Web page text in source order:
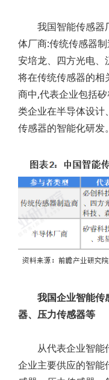
我国智能传感器
体厂商:传统传感器制
安培龙、四方光电、
将在传统传感器的相
商中,代表企业包括
类企业在半导体设计
传感器的智能化研发。
我国企业智能传
器、压力传感器等
从代表企业智能
企业主要供应的智能